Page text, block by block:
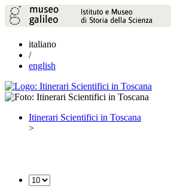
italiano
/
english
Itinerari Scientifici in Toscana
>